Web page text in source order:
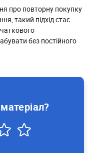
про повторну покупку
такий підхід стає
без постійного